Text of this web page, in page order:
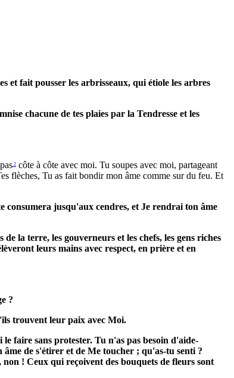
et fait pousser les arbrisseaux, qui étiole les arbres
chacune de tes plaies par la Tendresse et les
2 côte à côte avec moi. Tu soupes avec moi, partageant
flèches, Tu as fait bondir mon âme comme sur du feu. Et
consumera jusqu'aux cendres, et Je rendrai ton âme
la terre, les gouverneurs et les chefs, les gens riches
leurs mains avec respect, en prière et en
?
trouvent leur paix avec Moi.
faire sans protester. Tu n'as pas besoin d'aide-
de s'étirer et de Me toucher ; qu'as-tu senti ?
! Ceux qui reçoivent des bouquets de fleurs sont